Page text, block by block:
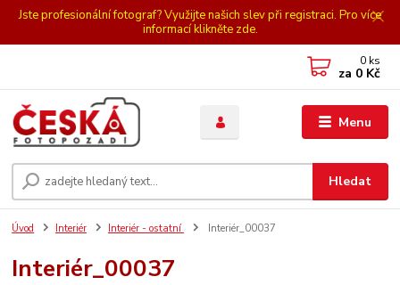
Jste profesionální fotograf? Využijte našich slev při registraci. Pro více
informací klikněte zde.
Menu
Hledat
0 ks
za 0 Kč
Úvod Interiér Interiér - ostatní Interiér_00037
Interiér_00037